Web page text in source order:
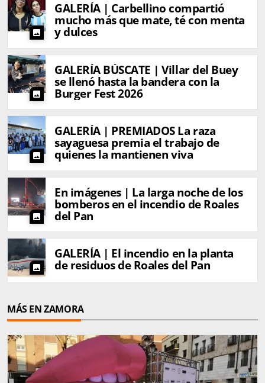
photo
GALERÍA | Carbellino compartió
mucho más que mate, té con menta
y dulces
photo
GALERÍA BÚSCATE | Villar del Buey
se llenó hasta la bandera con la
Burger Fest 2026
photo
GALERÍA | PREMIADOS La raza
sayaguesa premia el trabajo de
quienes la mantienen viva
photo
En imágenes | La larga noche de los
bomberos en el incendio de Roales
del Pan
photo
GALERÍA | El incendio en la planta
de residuos de Roales del Pan
MÁS EN ZAMORA